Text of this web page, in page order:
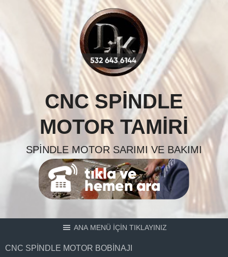
CNC SPINDLE
MOTOR TAMIRI
SPINDLE MOTOR SARIMI VE BAKIMI
ANA MENÜ İÇİN TIKLAYINIZ
CNC SPINDLE MOTOR BOBINAJI